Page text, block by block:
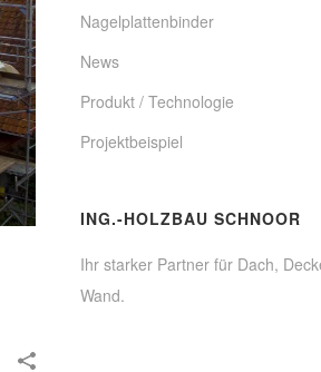
Nagelplattenbinder
News
Produkt / Technologie
Projektbeispiel
ING.-HOLZBAU SCHNOOR
Ihr starker Partner für Dach,
Wand.